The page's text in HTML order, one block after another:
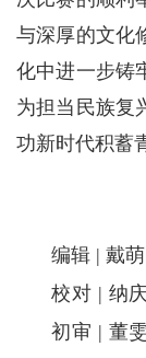
与深厚的文化
化中进一步铸
为担当民族复
功新时代积蓄
编辑 | 戴萌
校对 | 纳
初审 | 董